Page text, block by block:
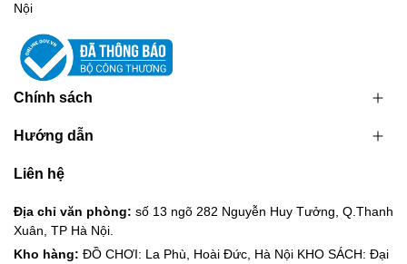
Nội
Chính sách
Hướng dẫn
Liên hệ
Địa chỉ văn phòng: số 13 ngõ 282 Nguyễn Huy Tưởng, Q.Thanh
Xuân, TP Hà Nội.
Kho hàng: ĐỒ CHƠI: La Phù, Hoài Đức, Hà Nội KHO SÁCH: Đại